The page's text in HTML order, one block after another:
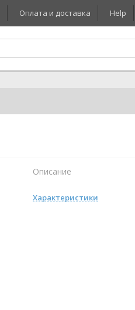
Оплата и доставка Help
Описание
Характеристики